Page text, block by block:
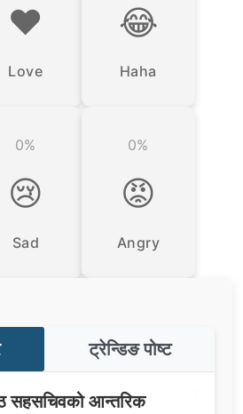
❤️
Love
😂
Haha
0%
😢
Sad
0%
😡
Angry
ट्रेन्डिङ पोष्ट
सहसचिवको आन्तरिक